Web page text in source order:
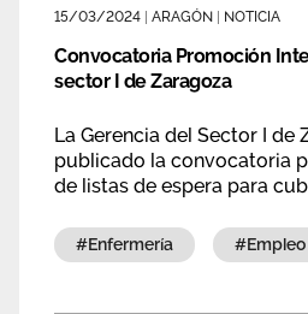
15/03/2024 ARAGÓN NOTICIA
Convocatoria Promoción
sector I de Zaragoza
La Gerencia del Sector I de
publicado la convocatoria
de listas de espera para
#enfermería #empleo